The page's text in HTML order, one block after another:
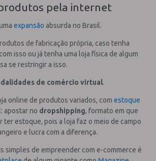
pela internet
expansão absurda no Brasil.
de fabricação própria, caso tenha
isso ou já tenha uma loja física de algum
se restringir a isso.
de comércio virtual.
online de produtos variados, com estoque
apostar no dropshipping, formato em que
ter estoque, pois a loja faz o meio de campo
e lucra com a diferença.
simples de empreender com e-commerce é